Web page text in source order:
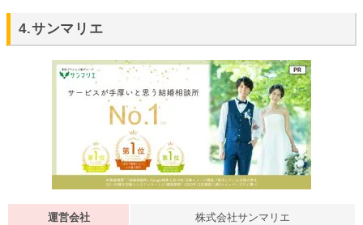
4.サンマリエ
運営会社 株式会社サンマリエ